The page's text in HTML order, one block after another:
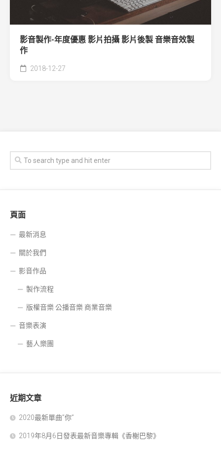
影音製作-年度優惠 影片拍攝 影片後製 音樂音效製
作
2018-12-27
頁面
最新消息
關於我們
影音作品
製作流程
版權音樂 公播音樂 商業音樂
音樂表演
藝人樂團
近期文章
2020最新單曲”你”
2019年8月6日發表最新音樂專輯《香榭巴黎》